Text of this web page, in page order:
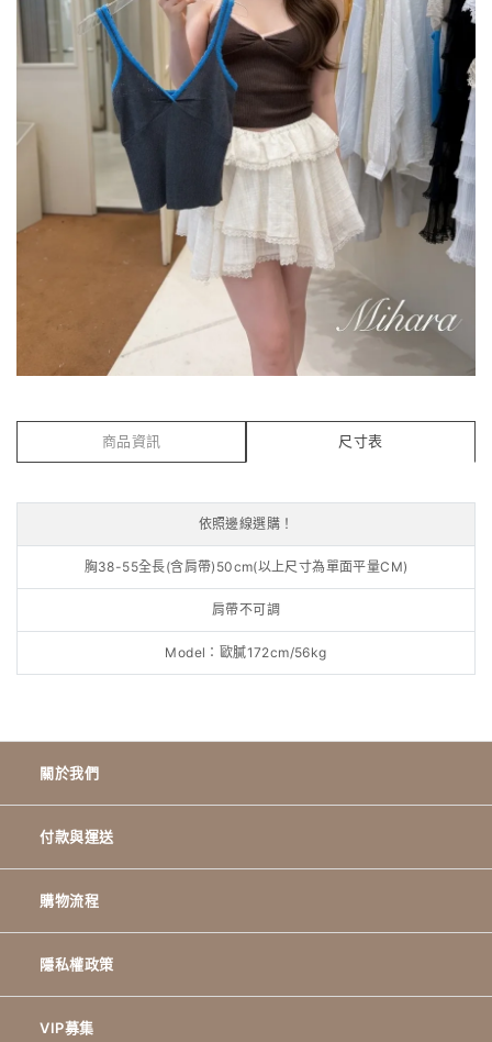
商品資訊 尺寸表
依照邊線選購！
胸38-55全長(含肩帶)50cm(以上尺寸為單面平量CM)
肩帶不可調
Model：歐膩172cm/56kg
關於我們
付款與運送
購物流程
隱私權政策
VIP募集